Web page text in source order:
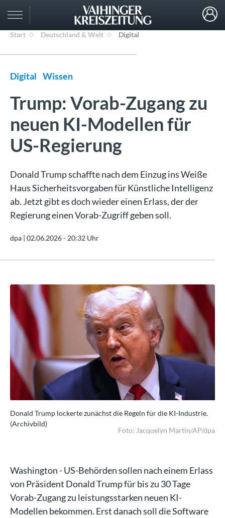
Start Deutschland & Welt Digital
Digital Wissen
Trump: Vorab-Zugang zu
neuen KI-Modellen für
US-Regierung
Donald Trump schaffte nach dem Einzug ins Weiße
Haus Sicherheitsvorgaben für Künstliche Intelligenz
ab. Jetzt gibt es doch wieder einen Erlass, der der
Regierung einen Vorab-Zugriff geben soll.
dpa | 02.06.2026 - 20:32 Uhr
Donald Trump lockerte zunächst die Regeln für die KI-Industrie.
(Archivbild)
Foto: Jacquelyn Martin/AP/dpa
Washington - US-Behörden sollen nach einem Erlass
von Präsident Donald Trump für bis zu 30 Tage
Vorab-Zugang zu leistungsstarken neuen KI-
Modellen bekommen. Erst danach soll die Software